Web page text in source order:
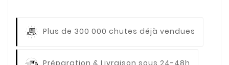
Plus de 300 000 chutes déjà vendues
Préparation & Livraison sous 24-48h